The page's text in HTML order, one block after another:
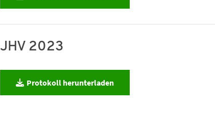
JHV 2023
Protokoll herunterladen